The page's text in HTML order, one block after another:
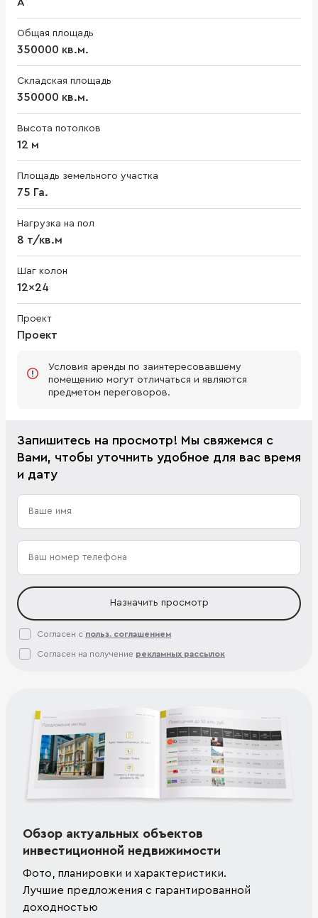
Общая площадь
350000 кв.м.
Складская площадь
350000 кв.м.
Высота потолков
12 м
Площадь земельного участка
75 Га.
Нагрузка на пол
8 т/кв.м
Шаг колон
12x24
Проект
Проект
Условия аренды по заинтересовавшему
помещению могут отличаться и являются
предметом переговоров.
Запишитесь на просмотр! Мы свяжемся с
Вами, чтобы уточнить удобное для вас время
и дату
Назначить просмотр
Согласен с польз. соглашением
Согласен на получение рекламных рассылок
Обзор актуальных объектов
инвестиционной недвижимости
Фото, планировки и характеристики.
Лучшие предложения с гарантированной
доходностью